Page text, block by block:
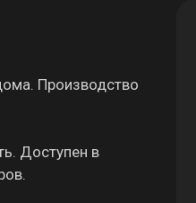
₽ Производство
Доступен в